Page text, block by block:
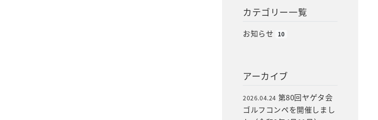
カテゴリー一覧
お知らせ 10
アーカイブ
2026.04.24 第80回ヤゲタ会
ゴルフコンペを開催しまし